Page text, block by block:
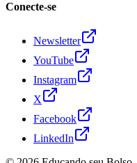
Conecte-se
Newsletter
YouTube
Instagram
X
Facebook
LinkedIn